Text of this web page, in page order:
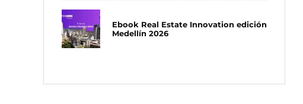
Ebook Real Estate Innovation edición
Medellín 2026